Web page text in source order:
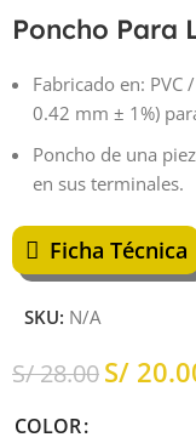
Poncho Para
Fabricado en: PVC
0.42 mm ± 1%)
Poncho de una
en sus terminales.
Ficha Técnica
SKU: N/A
S/28.00S/
COLOR